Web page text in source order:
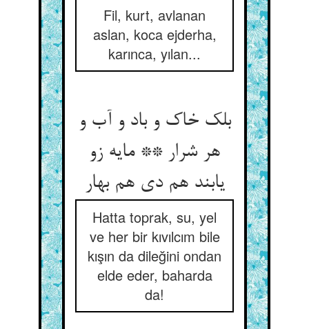
Fil, kurt, avlanan
aslan, koca ejderha,
karınca, yılan...
بلک خاک و باد و آب و
هر شرار ** مایه زو
یابند هم دی هم بهار
Hatta toprak, su, yel
ve her bir kıvılcım bile
kışın da dileğini ondan
elde eder, baharda
da!